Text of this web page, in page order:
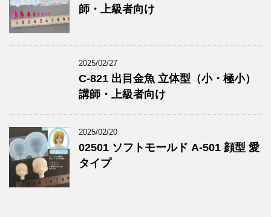
師・上級者向け
2025/02/27
C-821 出目金魚 立体型（小・極小）
講師・上級者向け
2025/02/20
02501 ソフトモールド A-501 顔型 愛
タイプ